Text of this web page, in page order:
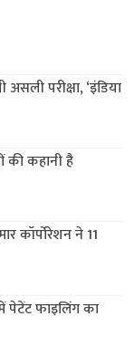
परीक्षा, ‘इंडिया
की कहानी है
कॉर्पोरेशन ने 11
पेटेंट फाइलिंग का